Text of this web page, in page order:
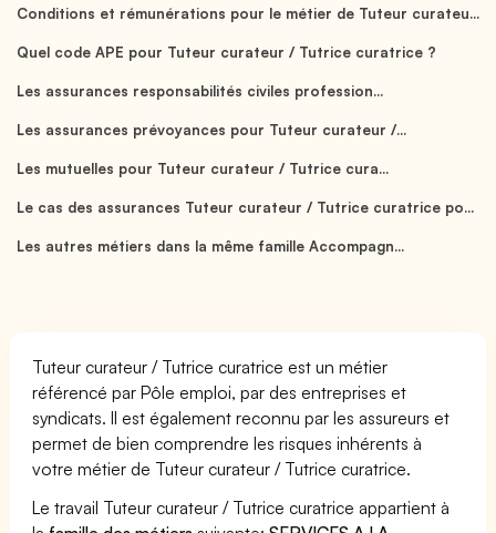
Conditions et rémunérations pour le métier de Tuteur curateu...
Quel code APE pour Tuteur curateur / Tutrice curatrice ?
Les assurances responsabilités civiles profession...
Les assurances prévoyances pour Tuteur curateur /...
Les mutuelles pour Tuteur curateur / Tutrice cura...
Le cas des assurances Tuteur curateur / Tutrice curatrice po...
Les autres métiers dans la même famille Accompagn...
Tuteur curateur / Tutrice curatrice est un métier
référencé par Pôle emploi, par des entreprises et
syndicats. Il est également reconnu par les assureurs et
permet de bien comprendre les risques inhérents à
votre métier de Tuteur curateur / Tutrice curatrice.
Le travail Tuteur curateur / Tutrice curatrice appartient à